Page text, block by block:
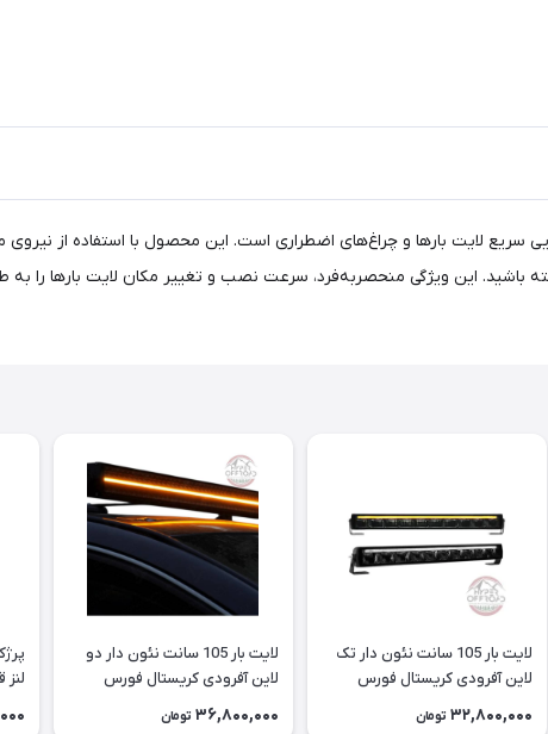
سریع لایت بارها و چراغ‌های اضطراری است. این محصول با استفاده از
باشید. این ویژگی منحصربه‌فرد، سرعت نصب و تغییر مکان لایت بارها را
لایت بار 105 سانت نئون دار تک
لاین آفرودی کریستال فورس
32,800,000 تومان
لایت بار 105 سانت نئون دار دو
لاین آفرودی کریستال فورس
36,800,000 تومان